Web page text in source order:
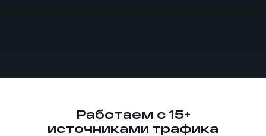
Работаем с 15+
источниками трафика